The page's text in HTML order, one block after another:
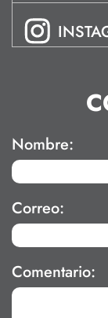
Nombre:
Correo:
Comentario: